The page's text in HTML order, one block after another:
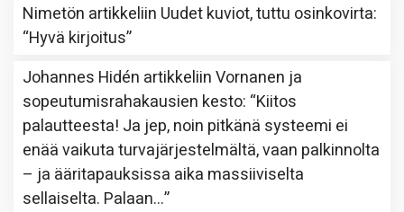
Nimetön artikkeliin Uudet kuviot, tuttu osinkovirta:
“Hyvä kirjoitus”
Johannes Hidén artikkeliinVornanen ja
sopeutumisrahakausien kesto: “Kiitos
palautteesta! Ja jep, noin pitkänä systeemi ei
enää vaikuta turvajärjestelmältä, vaan palkinnolta
– ja ääritapauksissa aika massiiviselta
sellaiselta. Palaan…”